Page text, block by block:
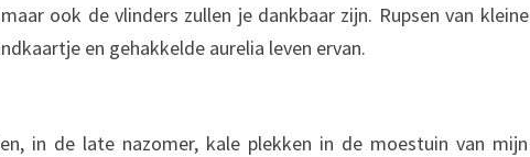
ook de vlinders zullen je dankbaar zijn. Rupsen van kleine
en gehakkelde aurelia leven ervan.
in de late nazomer, kale plekken in de moestuin van mijn